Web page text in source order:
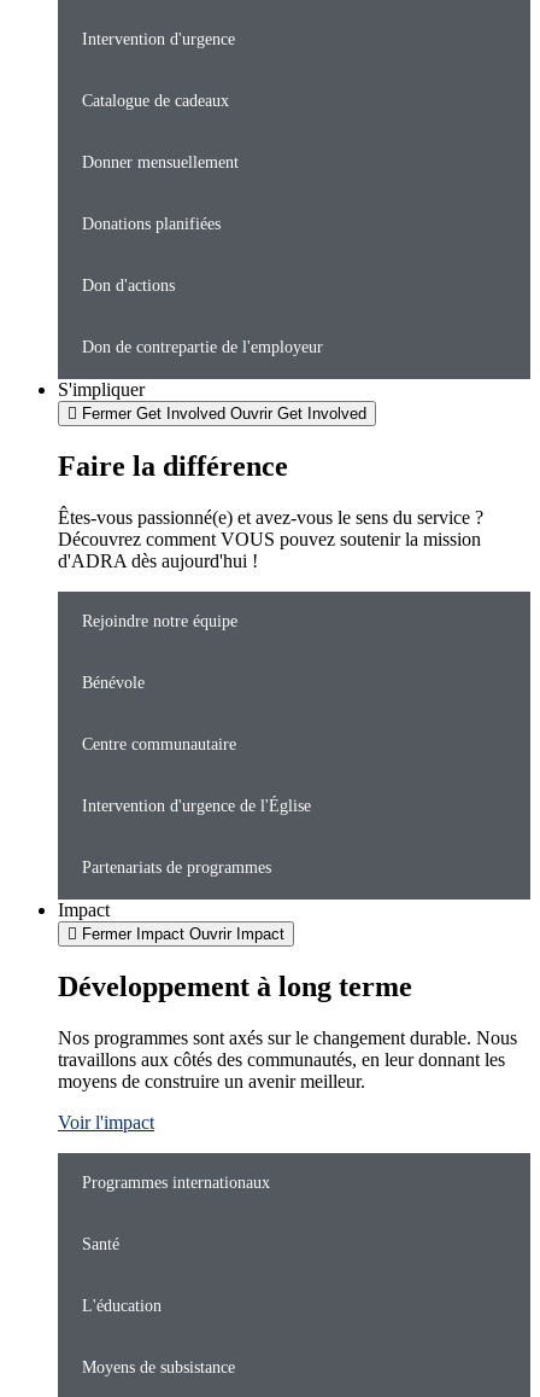
Intervention d'urgence
Catalogue de cadeaux
Donner mensuellement
Donations planifiées
Don d'actions
Don de contrepartie de l'employeur
S'impliquer
Fermer Get Involved Ouvrir Get Involved
Faire la différence
Êtes-vous passionné(e) et avez-vous le sens du service ?
Découvrez comment VOUS pouvez soutenir la mission
d'ADRA dès aujourd'hui !
Rejoindre notre équipe
Bénévole
Centre communautaire
Intervention d'urgence de l'Église
Partenariats de programmes
Impact
Fermer Impact Ouvrir Impact
Développement à long terme
Nos programmes sont axés sur le changement durable. Nous
travaillons aux côtés des communautés, en leur donnant les
moyens de construire un avenir meilleur.
Voir l'impact
Programmes internationaux
Santé
L'éducation
Moyens de subsistance